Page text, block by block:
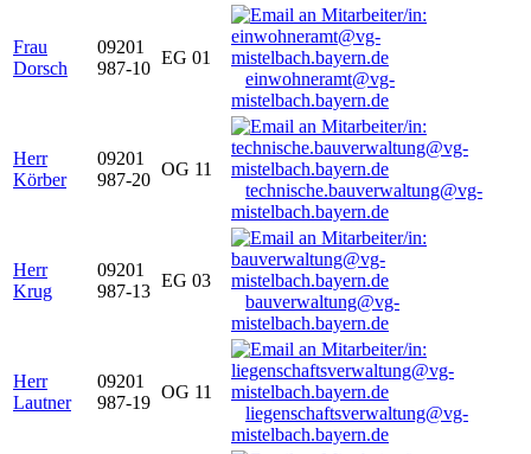
Frau
Dorsch
09201
987-10
EG 01
einwohneramt@vg-
mistelbach.bayern.de
Herr
Körber
09201
987-20
OG 11
technische.bauverwaltung@vg-
mistelbach.bayern.de
Herr
Krug
09201
987-13
EG 03
bauverwaltung@vg-
mistelbach.bayern.de
Herr
Lautner
09201
987-19
OG 11
liegenschaftsverwaltung@vg-
mistelbach.bayern.de